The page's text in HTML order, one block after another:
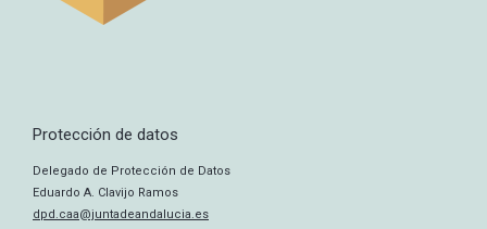
Protección de datos
Delegado de Protección de Datos
Eduardo A. Clavijo Ramos
dpd.caa@juntadeandalucia.es